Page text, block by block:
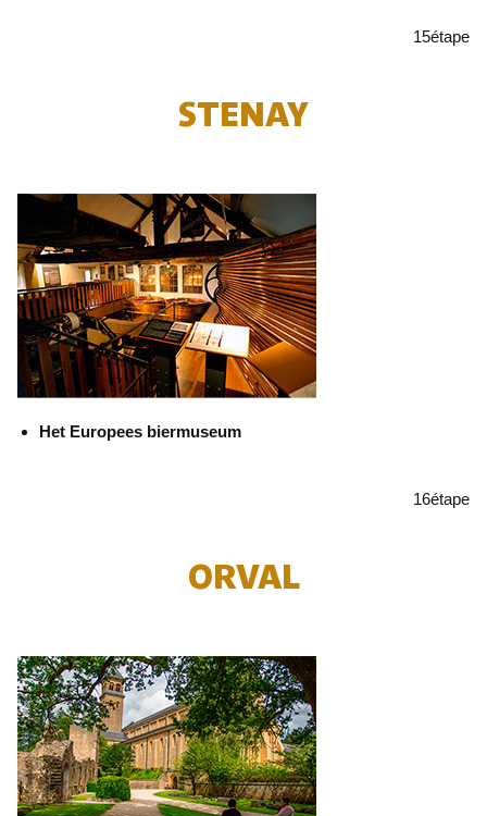
15étape
STENAY
Het Europees biermuseum
16étape
ORVAL